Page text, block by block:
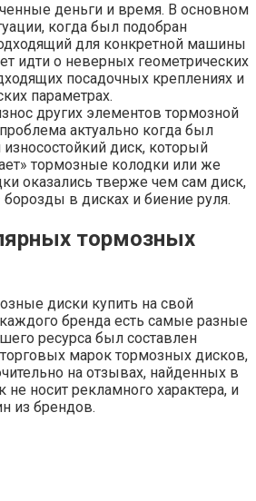
деньги и время. В основном
когда был подобран
для конкретной машины
идти о неверных геометрических
посадочных креплениях и
параметрах.
других элементов тормозной
актуально когда был
диск, который
тормозные колодки или же
оказались тверже чем сам диск,
борозды в дисках и биение руля.
тормозных
диски купить на свой
бренда есть самые разные
ресурса был составлен
марок тормозных дисков,
на отзывах, найденных в
не носит рекламного характера, и
из брендов.